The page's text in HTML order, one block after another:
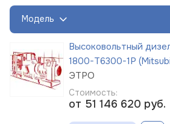
Модель
Высоковольтный
1800-Т6300-1Р
ЭТРО
Стоимость:
от 51 146 620 руб.